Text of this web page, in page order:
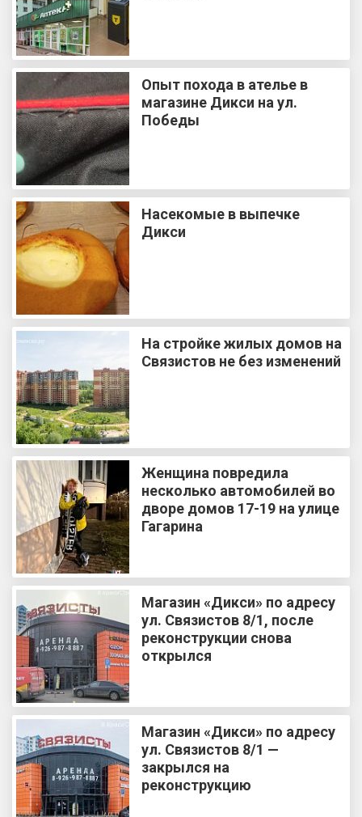
Опыт похода в ателье в
магазине Дикси на ул.
Победы
Насекомые в выпечке
Дикси
На стройке жилых домов на
Связистов не без изменений
Женщина повредила
несколько автомобилей во
дворе домов 17-19 на улице
Гагарина
Магазин «Дикси» по адресу
ул. Связистов 8/1, после
реконструкции снова
открылся
Магазин «Дикси» по адресу
ул. Связистов 8/1 —
закрылся на
реконструкцию